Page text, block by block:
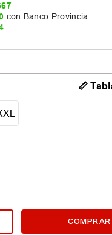
con Banco Provincia
📏
COMPRAR